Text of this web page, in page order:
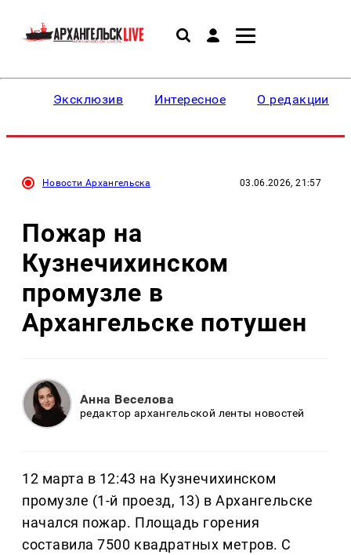
Эксклюзив Интересное О редакции
Новости Архангельска 03.06.2026, 21:57
Пожар на
Кузнечихинском
промузле в
Архангельске потушен
Анна Веселова
редактор архангельской ленты новостей
12 марта в 12:43 на Кузнечихинском
промузле (1-й проезд, 13) в Архангельске
начался пожар. Площадь горения
составила 7500 квадратных метров. С